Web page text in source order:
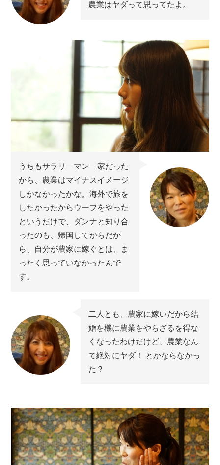
農業はヤダって思ってたよ。
うちもサラリーマン一家だった
から、農業はマイナスイメージ
しかなかったかな。海外で旅を
したかったからウーフをやった
というだけで、ダンナと知り合
ったのも、帰国してからだか
ら、自分が農家に嫁ぐとは、ま
ったく思っていなかったんで
す。
二人とも、農家に嫁いだから結
婚を機に農業をやらざるを得な
くなったわけだけど、農業なん
て絶対にヤダ！ とかならなかっ
た？